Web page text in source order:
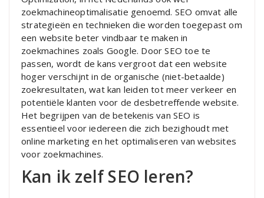
zoekmachineoptimalisatie genoemd. SEO omvat alle
strategieën en technieken die worden toegepast om
een website beter vindbaar te maken in
zoekmachines zoals Google. Door SEO toe te
passen, wordt de kans vergroot dat een website
hoger verschijnt in de organische (niet-betaalde)
zoekresultaten, wat kan leiden tot meer verkeer en
potentiële klanten voor de desbetreffende website.
Het begrijpen van de betekenis van SEO is
essentieel voor iedereen die zich bezighoudt met
online marketing en het optimaliseren van websites
voor zoekmachines.
Kan ik zelf SEO leren?